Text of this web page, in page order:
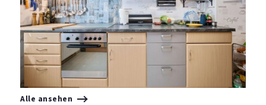
Alle ansehen